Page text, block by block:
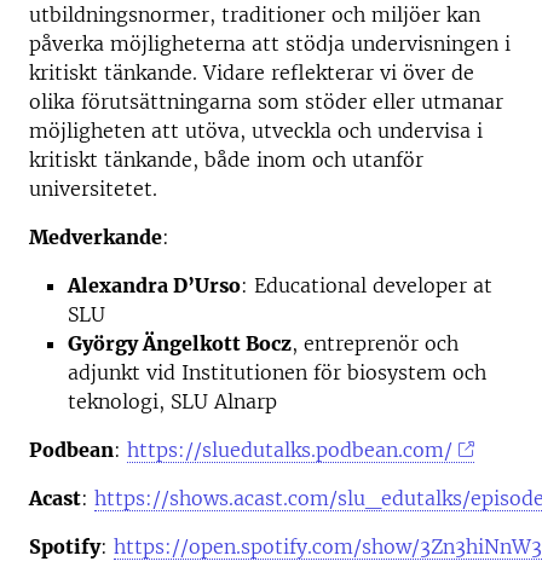
utbildningsnormer, traditioner och miljöer kan
påverka möjligheterna att stödja undervisningen i
kritiskt tänkande. Vidare reflekterar vi över de
olika förutsättningarna som stöder eller utmanar
möjligheten att utöva, utveckla och undervisa i
kritiskt tänkande, både inom och utanför
universitetet.
Medverkande:
Alexandra D’Urso: Educational developer at
SLU
György Ängelkott Bocz, entreprenör och
adjunkt vid Institutionen för biosystem och
teknologi, SLU Alnarp
Podbean: https://sluedutalks.podbean.com/
Acast: https://shows.acast.com/slu_edutalks/
Spotify: https://open.spotify.com/show/